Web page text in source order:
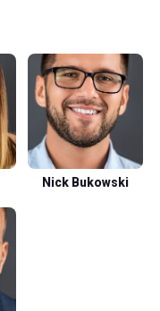
Nick Bukowski